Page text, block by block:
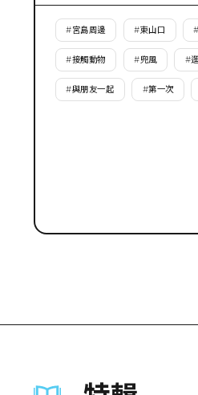
#宮島周邊 #東山口 #
#接觸動物 #兜風 #
#與朋友一起 #第一次